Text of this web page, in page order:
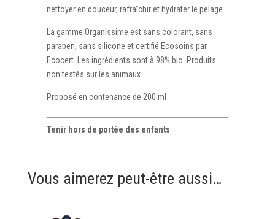
nettoyer en douceur, rafraîchir et hydrater le pelage.
La gamme Organissime est sans colorant, sans
paraben, sans silicone et certifié Ecosoins par
Ecocert. Les ingrédients sont à 98% bio. Produits
non testés sur les animaux.
Proposé en contenance de 200 ml
Tenir hors de portée des enfants
Vous aimerez peut-être aussi…